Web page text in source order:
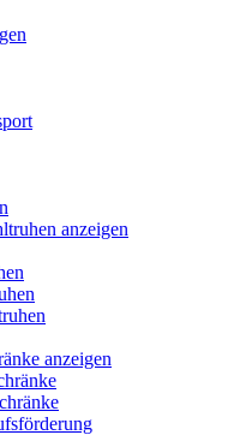
anzeigen
anzeigen